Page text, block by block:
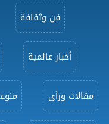
فن وثقافة
أخبار عالمية
مقالات ورأى